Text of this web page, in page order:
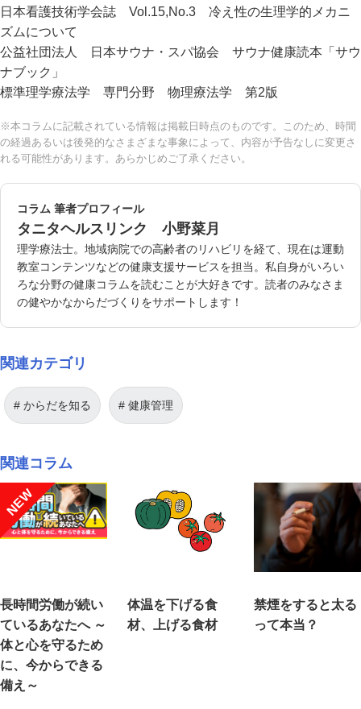
日本看護技術学会誌 Vol.15,No.3 冷え性の生理学的メカニ
ズムについて
公益社団法人 日本サウナ・スパ協会 サウナ健康読本「サウ
ナブック」
標準理学療法学 専門分野 物理療法学 第2版
※本コラムに記載されている情報は掲載日時点のものです。このため、時間
の経過あるいは後発的なさまざまな事象によって、内容が予告なしに変更さ
れる可能性があります。あらかじめご了承ください。
コラム 筆者プロフィール
タニタヘルスリンク 小野菜月
理学療法士。地域病院での高齢者のリハビリを経て、現在は運動
教室コンテンツなどの健康支援サービスを担当。私自身がいろい
ろな分野の健康コラムを読むことが大好きです。読者のみなさま
の健やかなからだづくりをサポートします！
関連カテゴリ
からだを知る 健康管理
関連コラム
NEW
長時間労働が続い
ているあなたへ ～
体と心を守るため
に、今からできる
備え～
体温を下げる食
材、上げる食材
禁煙をすると太る
って本当？